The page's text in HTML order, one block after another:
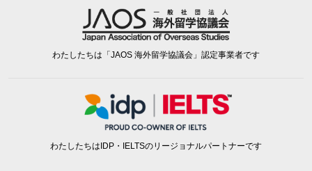
わたしたちは「JAOS 海外留学協議会」認定事業者です
わたしたちはIDP・IELTSのリージョナルパートナーです